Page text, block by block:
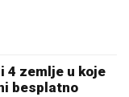
zemlje u koje
besplatno